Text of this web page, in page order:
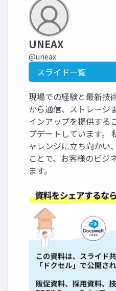
UNEAX
@uneax
スライド一覧
現場での経験と最新技
から通信、ストレージ
インアップを提供する
プデートしています。
ャレンジに立ち向かい
ことで、お客様のビジ
ます。